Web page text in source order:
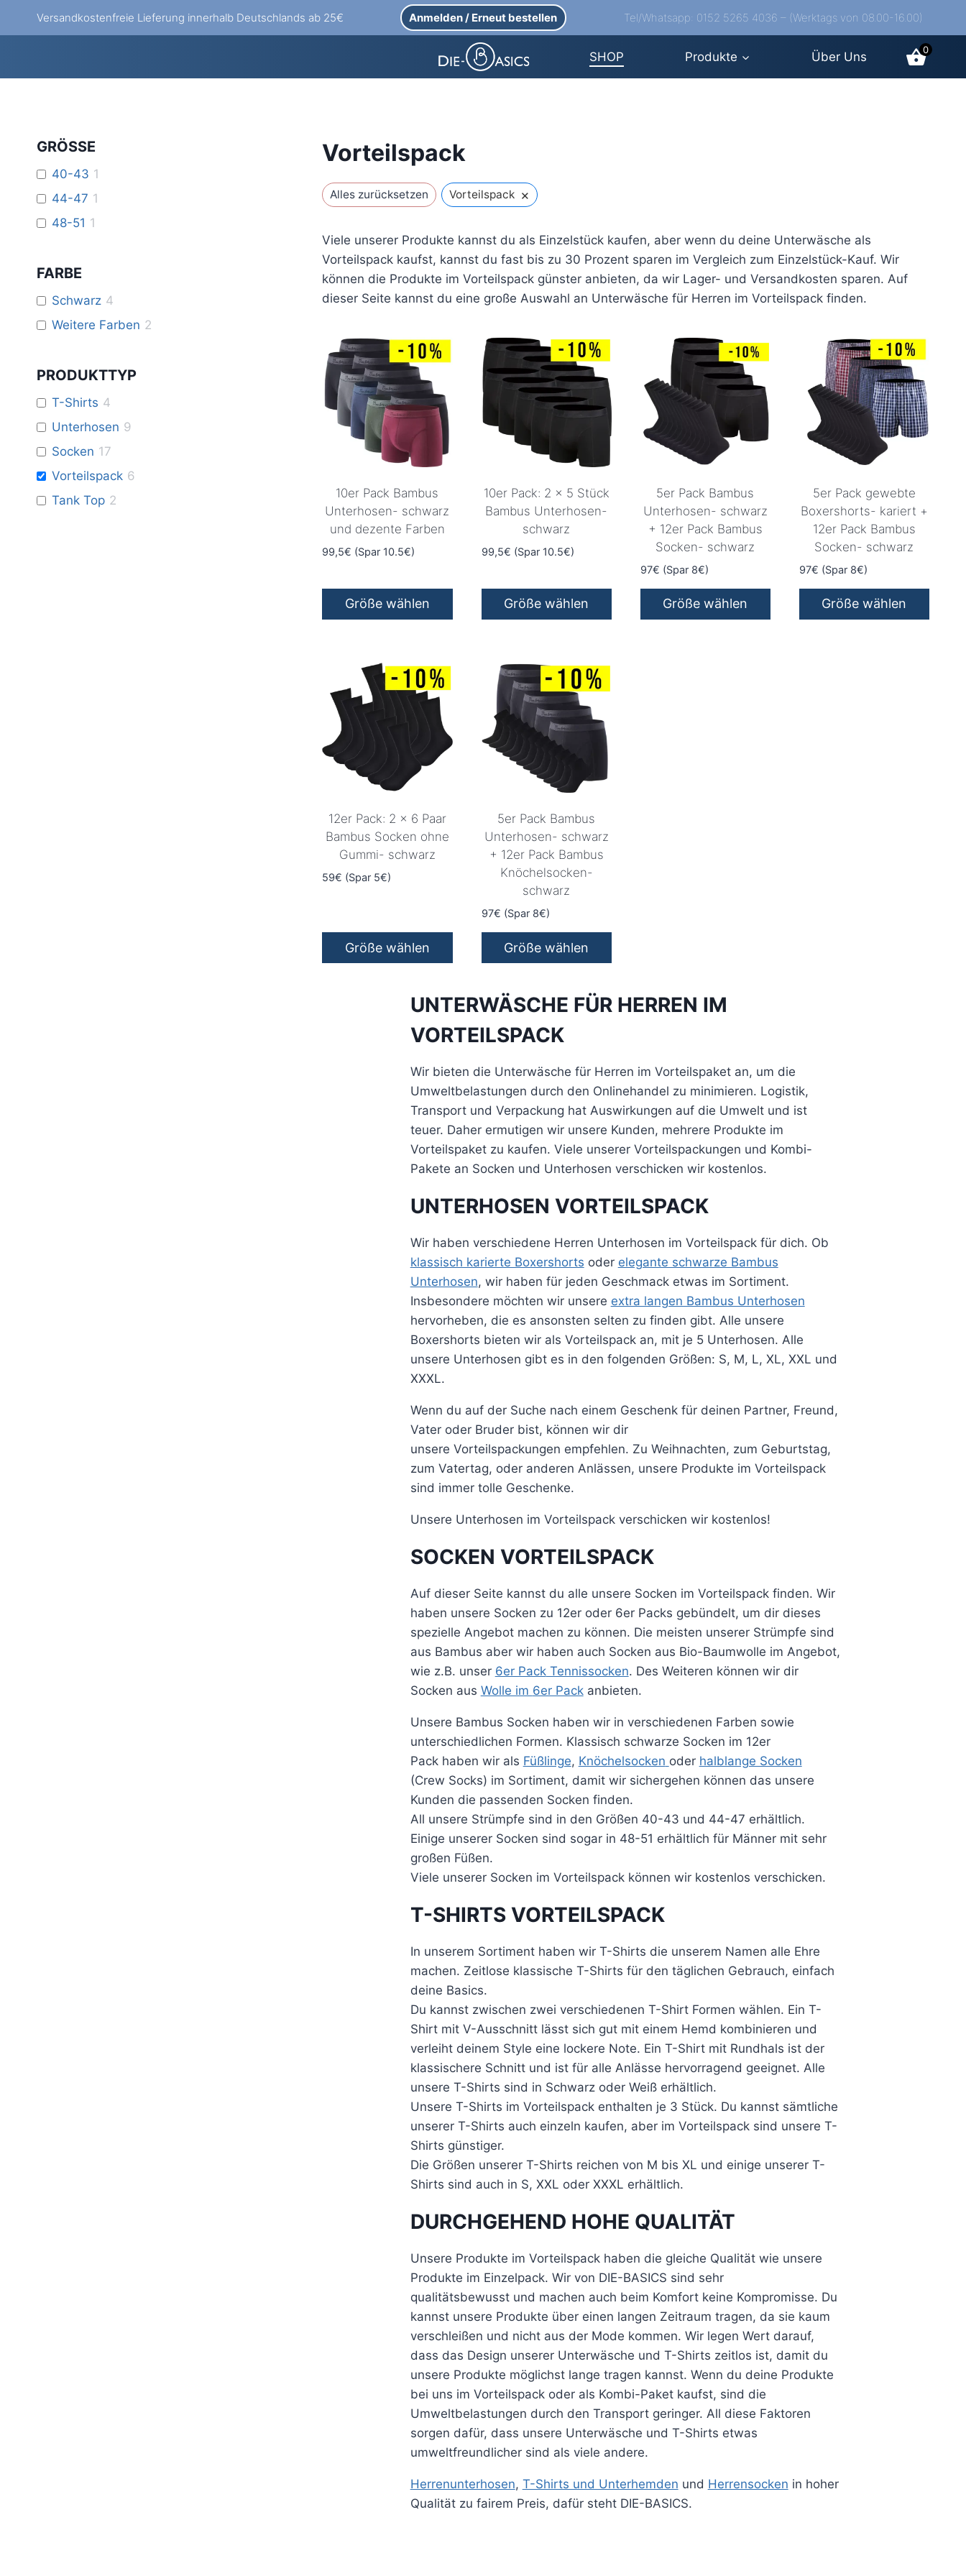
Versandkostenfreie Lieferung innerhalb Deutschlands ab 25€ Anmelden / Erneut bestellen Tel/Whatsapp: 0152 5265 4036 – (Werktags von 08.00-16.00)
SHOP Produkte Über Uns 0
Vorteilspack
Alles zurücksetzen Vorteilspack ×
Viele unserer Produkte kannst du als Einzelstück kaufen, aber wenn du deine Unterwäsche als
Vorteilspack kaufst, kannst du fast bis zu 30 Prozent sparen im Vergleich zum Einzelstück-Kauf. Wir
können die Produkte im Vorteilspack günster anbieten, da wir Lager- und Versandkosten sparen. Auf
dieser Seite kannst du eine große Auswahl an Unterwäsche für Herren im Vorteilspack finden.
10er Pack Bambus
Unterhosen- schwarz
und dezente Farben
99,5€ (Spar 10.5€)
Größe wählen
10er Pack: 2 x 5 Stück
Bambus Unterhosen-
schwarz
99,5€ (Spar 10.5€)
Größe wählen
5er Pack Bambus
Unterhosen- schwarz
+ 12er Pack Bambus
Socken- schwarz
97€ (Spar 8€)
Größe wählen
5er Pack gewebte
Boxershorts- kariert +
12er Pack Bambus
Socken- schwarz
97€ (Spar 8€)
Größe wählen
12er Pack: 2 x 6 Paar
Bambus Socken ohne
Gummi- schwarz
59€ (Spar 5€)
Größe wählen
5er Pack Bambus
Unterhosen- schwarz
+ 12er Pack Bambus
Knöchelsocken-
schwarz
97€ (Spar 8€)
Größe wählen
UNTERWÄSCHE FÜR HERREN IM
VORTEILSPACK
Wir bieten die Unterwäsche für Herren im Vorteilspaket an, um die
Umweltbelastungen durch den Onlinehandel zu minimieren. Logistik,
Transport und Verpackung hat Auswirkungen auf die Umwelt und ist
teuer. Daher ermutigen wir unsere Kunden, mehrere Produkte im
Vorteilspaket zu kaufen. Viele unserer Vorteilspackungen und Kombi-
Pakete an Socken und Unterhosen verschicken wir kostenlos.
UNTERHOSEN VORTEILSPACK
Wir haben verschiedene Herren Unterhosen im Vorteilspack für dich. Ob
klassisch karierte Boxershorts oder elegante schwarze Bambus
Unterhosen, wir haben für jeden Geschmack etwas im Sortiment.
Insbesondere möchten wir unsere extra langen Bambus Unterhosen
hervorheben, die es ansonsten selten zu finden gibt. Alle unsere
Boxershorts bieten wir als Vorteilspack an, mit je 5 Unterhosen. Alle
unsere Unterhosen gibt es in den folgenden Größen: S, M, L, XL, XXL und
XXXL.
Wenn du auf der Suche nach einem Geschenk für deinen Partner, Freund,
Vater oder Bruder bist, können wir dir
unsere Vorteilspackungen empfehlen. Zu Weihnachten, zum Geburtstag,
zum Vatertag, oder anderen Anlässen, unsere Produkte im Vorteilspack
sind immer tolle Geschenke.
Unsere Unterhosen im Vorteilspack verschicken wir kostenlos!
SOCKEN VORTEILSPACK
Auf dieser Seite kannst du alle unsere Socken im Vorteilspack finden. Wir
haben unsere Socken zu 12er oder 6er Packs gebündelt, um dir dieses
spezielle Angebot machen zu können. Die meisten unserer Strümpfe sind
aus Bambus aberwir haben auch Socken aus Bio-Baumwolle im Angebot,
wie z.B. unser 6er PackTennissocken. Des Weiteren können wir dir
Socken aus Wolle im 6er Packanbieten.
Unsere Bambus Socken haben wir in verschiedenen Farben sowie
unterschiedlichen Formen. Klassisch schwarze Socken im 12er
Packhaben wir als Füßlinge, Knöchelsocken oder halblange Socken
(Crew Socks) im Sortiment, damit wir sichergehen können das unsere
Kunden die passenden Socken finden.
All unsere Strümpfe sind in den Größen 40-43 und 44-47 erhältlich.
Einige unserer Socken sind sogar in 48-51 erhältlich für Männer mit sehr
großen Füßen.
Viele unserer Socken im Vorteilspack können wir kostenlos verschicken.
T-SHIRTS VORTEILSPACK
In unserem Sortiment haben wir T-Shirts die unserem Namen alle Ehre
machen. Zeitlose klassische T-Shirts für den täglichen Gebrauch, einfach
deine Basics.
Du kannst zwischen zwei verschiedenen T-Shirt Formen wählen. Ein T-
Shirt mit V-Ausschnitt lässt sich gut mit einem Hemd kombinieren und
verleiht deinem Style eine lockere Note. Ein T-Shirt mit Rundhals ist der
klassischere Schnitt und ist für alle Anlässe hervorragend geeignet. Alle
unsere T-Shirts sind in Schwarz oder Weiß erhältlich.
Unsere T-Shirts im Vorteilspack enthalten je 3 Stück. Du kannst sämtliche
unserer T-Shirts auch einzeln kaufen, aber im Vorteilspack sind unsere T-
Shirts günstiger.
Die Größen unserer T-Shirts reichen von M bis XL und einige unserer T-
Shirts sind auch in S, XXL oder XXXL erhältlich.
DURCHGEHEND HOHE QUALITÄT
Unsere Produkte im Vorteilspack haben die gleiche Qualität wie unsere
Produkte im Einzelpack. Wir von DIE-BASICS sind sehr
qualitätsbewusst und machen auch beim Komfort keine Kompromisse. Du
kannst unsere Produkte über einen langen Zeitraum tragen, da sie kaum
verschleißen und nicht aus der Mode kommen. Wir legen Wert darauf,
dass das Design unserer Unterwäsche und T-Shirts zeitlos ist, damit du
unsere Produkte möglichst lange tragen kannst. Wenn du deine Produkte
bei uns im Vorteilspack oder als Kombi-Paketkaufst, sind die
Umweltbelastungen durch den Transport geringer. All diese Faktoren
sorgen dafür, dass unsere Unterwäsche und T-Shirts etwas
umweltfreundlicher sind als viele andere.
Herrenunterhosen, T-Shirts und Unterhemden und Herrensocken in hoher
Qualität zu fairem Preis, dafür steht DIE-BASICS.
GRÖSSE
40-43 1
44-47 1
48-51 1
FARBE
Schwarz 4
Weitere Farben 2
PRODUKTTYP
T-Shirts 4
Unterhosen 9
Socken 17
Vorteilspack 6
Tank Top 2